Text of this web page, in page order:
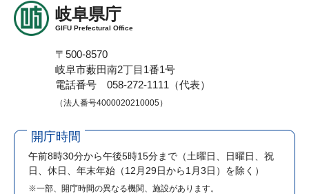
岐阜県庁
GIFU Prefectural Office
〒500-8570
岐阜市薮田南2丁目1番1号
電話番号 058-272-1111（代表）
（法人番号4000020210005）
開庁時間
午前8時30分から午後5時15分まで （土曜日、日曜日、祝
日、休日、年末年始（12月29日から1月3日）を除く）
※一部、開庁時間の異なる機関、施設があります。